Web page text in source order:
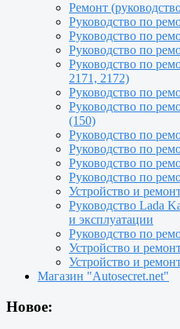
Ремонт
Руководство по
Руководство по
Руководство по
Руководство по
2171, 2172)
Руководство по
Руководство по
(150)
Руководство по
Руководство по
Руководство по
Руководство по
Устройство и
Руководство Lada
и эксплуатации
Руководство по
Устройство и
Устройство и
Магазин "Autosecret.net"
Новое: